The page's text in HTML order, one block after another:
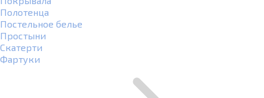
Полотенца
Постельное белье
Простыни
Скатерти
Фартуки